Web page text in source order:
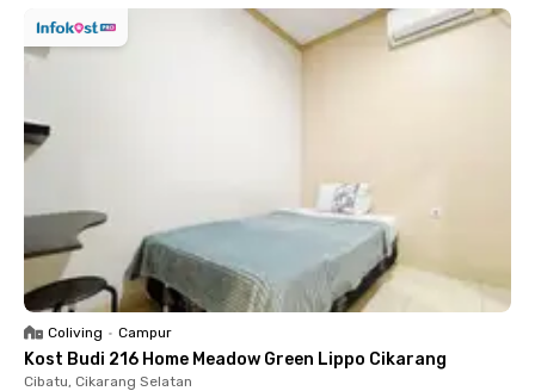
Coliving • Campur
Kost Budi 216 Home Meadow Green Lippo Cikarang
Cibatu, Cikarang Selatan